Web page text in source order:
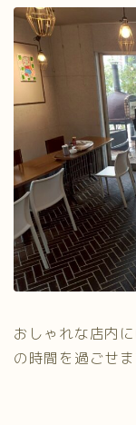
おしゃれな店内
の時間を過ごせま